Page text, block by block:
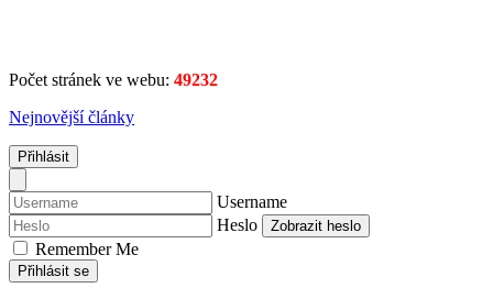
Počet stránek ve webu: 49232
Nejnovější články
Přihlásit
Username
Heslo
Zobrazit heslo
Remember Me
Přihlásit se